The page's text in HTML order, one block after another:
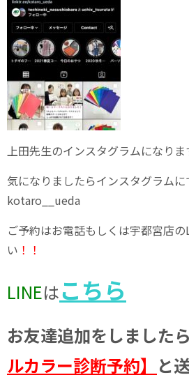
上田先生のインスタグラムになりま
気になりましたらインスタグラム
kotaro__ueda
ご予約はお電話もしくは宇都宮店
い ！！
LINEはこちら
お友達追加をしましたら
ルカラー診断予約】 と